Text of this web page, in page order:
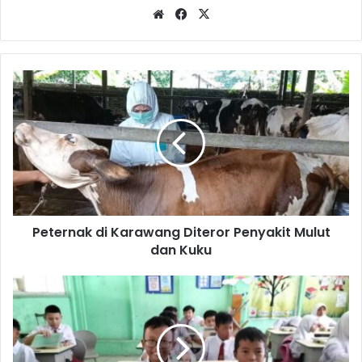
WebsiteFacebook
Peternak
di
Karawang
Diteror
Penyakit
Mulut
dan
Kuku
Peternak di Karawang Diteror Penyakit Mulut
dan Kuku
Distribusi
Makan
Gratis
Belum
Menyeluruh